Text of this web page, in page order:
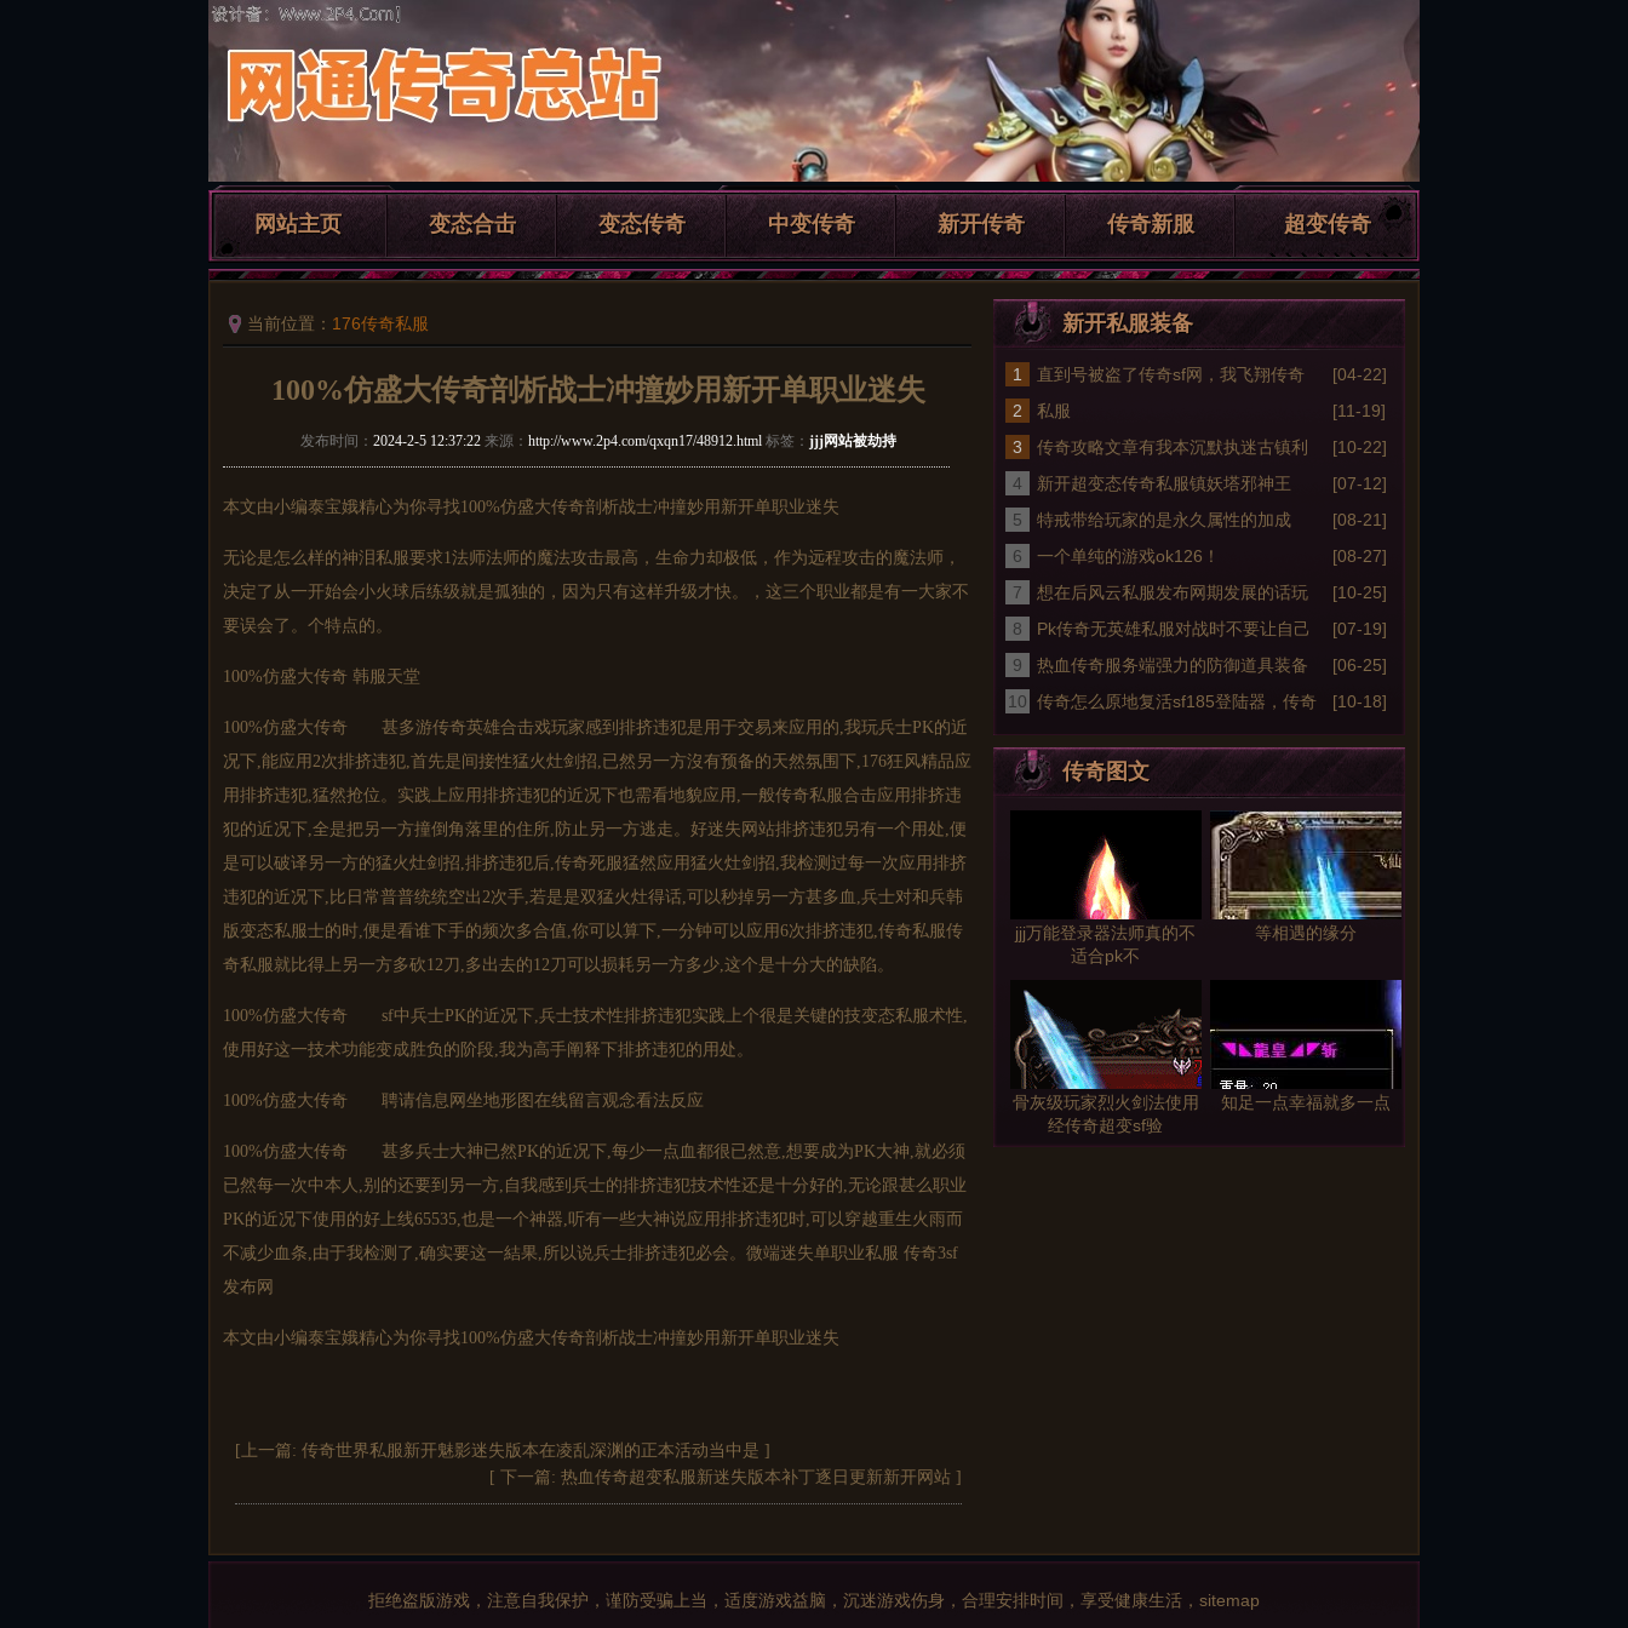
网站主页 变态合击 变态传奇 中变传奇 新开传奇 传奇新服 超变传奇
当前位置： 176传奇私服
100%仿盛大传奇剖析战士冲撞妙用新开单职业迷失
发布时间： 2024-2-5 12:37:22 来源： http://www.2p4.com/qxqn17/48912.html 标签： jjj网站被劫持
本文由小编泰宝娥精心为你寻找100%仿盛大传奇剖析战士冲撞妙用新开单职业迷失
无论是怎么样的神泪私服要求1法师法师的魔法攻击最高，生命力却极低，作为远程攻击的魔法师，
决定了从一开始会小火球后练级就是孤独的，因为只有这样升级才快。，这三个职业都是有一大家不
要误会了。个特点的。
100%仿盛大传奇 韩服天堂
100%仿盛大传奇 甚多游传奇英雄合击戏玩家感到排挤违犯是用于交易来应用的,我玩兵士PK的近
况下,能应用2次排挤违犯,首先是间接性猛火灶剑招,已然另一方沒有预备的天然氛围下,176狂风精品应
用排挤违犯,猛然抢位。实践上应用排挤违犯的近况下也需看地貌应用,一般传奇私服合击应用排挤违
犯的近况下,全是把另一方撞倒角落里的住所,防止另一方逃走。好迷失网站排挤违犯另有一个用处,便
是可以破译另一方的猛火灶剑招,排挤违犯后,传奇死服猛然应用猛火灶剑招,我检测过每一次应用排挤
违犯的近况下,比日常普普统统空出2次手,若是是双猛火灶得话,可以秒掉另一方甚多血,兵士对和兵韩
版变态私服士的时,便是看谁下手的频次多合值,你可以算下,一分钟可以应用6次排挤违犯,传奇私服传
奇私服就比得上另一方多砍12刀,多出去的12刀可以损耗另一方多少,这个是十分大的缺陷。
100%仿盛大传奇 sf中兵士PK的近况下,兵士技术性排挤违犯实践上个很是关键的技变态私服术性,
使用好这一技术功能变成胜负的阶段,我为高手阐释下排挤违犯的用处。
100%仿盛大传奇 聘请信息网坐地形图在线留言观念看法反应
100%仿盛大传奇 甚多兵士大神已然PK的近况下,每少一点血都很已然意,想要成为PK大神,就必须
已然每一次中本人,别的还要到另一方,自我感到兵士的排挤违犯技术性还是十分好的,无论跟甚么职业
PK的近况下使用的好上线65535,也是一个神器,听有一些大神说应用排挤违犯时,可以穿越重生火雨而
不减少血条,由于我检测了,确实要这一結果,所以说兵士排挤违犯必会。微端迷失单职业私服 传奇3sf
发布网
本文由小编泰宝娥精心为你寻找100%仿盛大传奇剖析战士冲撞妙用新开单职业迷失
[上一篇: 传奇世界私服新开魅影迷失版本在凌乱深渊的正本活动当中是 ]
[ 下一篇: 热血传奇超变私服新迷失版本补丁逐日更新新开网站 ]
新开私服装备
1
直到号被盗了传奇sf网，我飞翔传奇
才从梦里醒来？
[04-22]
2
私服
[11-19]
3
传奇攻略文章有我本沉默执迷古镇利
有弊
[10-22]
4
新开超变态传奇私服镇妖塔邪神王
boss的玩法分享
[07-12]
5
特戒带给玩家的是永久属性的加成
[08-21]
6
一个单纯的游戏ok126！
[08-27]
7
想在后风云私服发布网期发展的话玩
家应该先拥有这些资本
[10-25]
8
Pk传奇无英雄私服对战时不要让自己
处于被动中
[07-19]
9
热血传奇服务端强力的防御道具装备
盾牌
[06-25]
10 传奇怎么原地复活sf185登陆器，传奇
[10-18]
传奇图文
jjj万能登录器法师真的不
适合pk不
等相遇的缘分
骨灰级玩家烈火剑法使用
经传奇超变sf验
知足一点幸福就多一点
最火爆的三大NPC
所有装备单件佩今日新开
拒绝盗版游戏，注意自我保护，谨防受骗上当，适度游戏益脑，沉迷游戏伤身，合理安排时间，享受健康生活， sitemap